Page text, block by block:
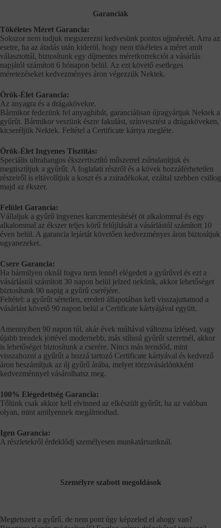
Garanciák
Tökéletes Méret Garancia:
Sokszor nem tudjuk megszerezni kedvesünk pontos ujjméretét. Arra az
esetre, ha az átadás után kiderül, hogy nem tökéletes a méret amit
választottál, biztosítunk egy díjmentes méretkorrekciót a vásárlás
napjától számított 6 hónapon belül. Az ezt követő esetleges
méretezéseket kedvezményes áron végezzük Nektek.
Örök-Élet Garancia:
Az anyagra és a drágakövekre.
Bármikor fedezünk fel anyaghibát, garanciálisan újragyártjuk Nektek a
gyűrűt. Bármikor veszünk észre fakulást, színvesztést a drágaköveken,
kicseréljük Nektek. Feltétel a Certificate kártya megléte.
Örök-Élet Ingyenes Tisztítás:
Speciális ultrahangos ékszertisztító műszerrel zsírtalanítjuk és
megtisztítjuk a gyűrűt. A foglalati részről és a kövek hozzáférhetetlen
részeiről is eltávolítjuk a koszt és a zsiradékokat, ezáltal szebben csillog
majd az ékszer.
Felület Garancia:
Vállaljuk a gyűrű ingyenes karcmentesítését öt alkalommal és egy
alkalommal az ékszer teljes körű felújítását a vásárlástól számított 10
éven belül. A garancia lejártát követően kedvezményes áron biztosítjuk
ugyanezeket.
Csere Garancia:
Ha bármilyen oknál fogva nem lennél elégedett a gyűrűvel és ezt a
vásárlástól számított 30 napon belül jelzed nekünk, akkor lehetőséget
biztosítunk 90 napig a gyűrű cseréjére.
Feltétel: a gyűrűt sértetlen, eredeti állapotában kell visszajuttatnod a
vásárlást követő 90 napon belül a Certificate kártyájával együtt.
Amennyiben 90 napon túl, akár évek múltával változna ízlésed, vagy
újabb trendek jöttével modernebb, más stílusú gyűrűt szeretnél, akkor
is lehetőséget biztosítunk a cserére. Nincs más teendőd, mint
visszahozni a gyűrűt a hozzá tartozó Certificate kártyával és kedvező
áron beszámítjuk az új gyűrű árába, melyet törzsvásárlónkként
kedvezménnyel vásárolhatsz meg.
100% Elégedettség Garancia:
Tőlünk csak akkor kell elvinned az elkészült gyűrűt, ha az valóban
olyan, mint amilyennek megálmodtad.
Igen Garancia:
A részletekről érdeklődj személyesen munkatársunknál.
Személyre szabott megoldások
Megtetszett a gyűrű, de nem pont úgy képzeled el ahogy van?